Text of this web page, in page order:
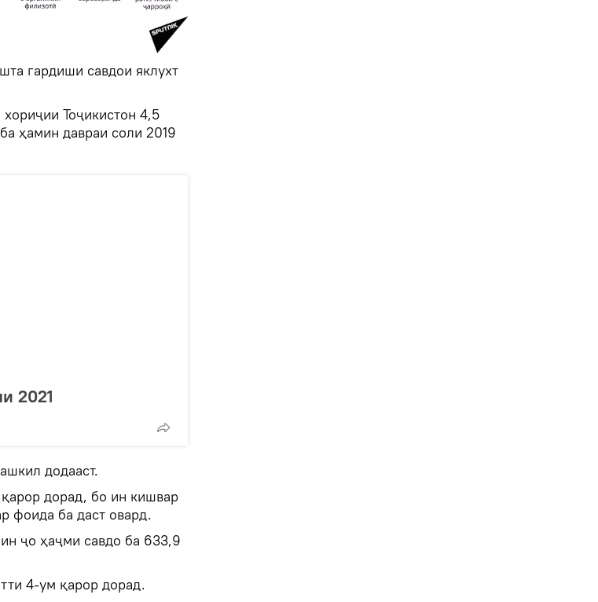
гардиши савдои яклухт
Тоҷикистон 4,5
ҳамин давраи соли 2019
2021
додааст.
дорад, бо ин кишвар
фоида ба даст овард.
ҷо ҳаҷми савдо ба 633,9
4-ум қарор дорад.